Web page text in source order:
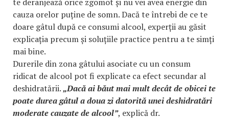
cauza orelor puține de somn. Dacă te întrebi de ce te
doare gâtul după ce consumi alcool, experții au găsit
explicația precum și soluțiile practice pentru a te simți
mai bine.
Durerile din zona gâtului asociate cu un consum
ridicat de alcool pot fi explicate ca efect secundar al
deshidratării.„Dacă ai băut mai mult decât de obicei te
poate durea gâtul a doua zi datorită unei deshidratări
moderate cauzate de alcool”, explică dr.